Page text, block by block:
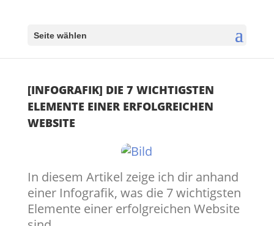
Seite wählen
[INFOGRAFIK] DIE 7 WICHTIGSTEN
ELEMENTE EINER ERFOLGREICHEN
WEBSITE
In diesem Artikel zeige ich dir anhand
einer Infografik, was die 7 wichtigsten
Elemente einer erfolgreichen Website